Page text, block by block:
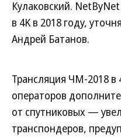
Кулаковский.
в 4K в 2018 году,
Андрей Батанов.
Трансляция ЧМ-2018
операторов
от спутниковых —
транспондеров,